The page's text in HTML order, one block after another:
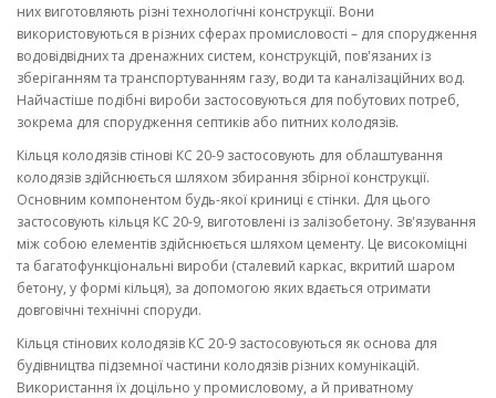
них виготовляють різні технологічні конструкції. Вони
використовуються в різних сферах промисловості – для спорудження
водовідвідних та дренажних систем, конструкцій, пов'язаних із
зберіганням та транспортуванням газу, води та каналізаційних вод.
Найчастіше подібні вироби застосовуються для побутових потреб,
зокрема для спорудження септиків або питних колодязів.
Кільця колодязів стінові КС 20-9 застосовують для облаштування
колодязів здійснюється шляхом збирання збірної конструкції.
Основним компонентом будь-якої криниці є стінки. Для цього
застосовують кільця КС 20-9, виготовлені із залізобетону. Зв'язування
між собою елементів здійснюється шляхом цементу. Це високоміцні
та багатофункціональні вироби (сталевий каркас, вкритий шаром
бетону, у формі кільця), за допомогою яких вдається отримати
довговічні технічні споруди.
Кільця стінових колодязів КС 20-9 застосовуються як основа для
будівництва підземної частини колодязів різних комунікацій.
Використання їх доцільно у промисловому, а й приватному